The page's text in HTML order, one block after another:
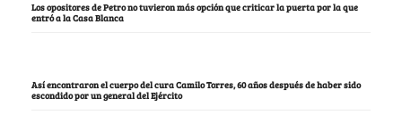
Los opositores de Petro no tuvieron más opción que criticar la puerta por la que
entró a la Casa Blanca
Así encontraron el cuerpo del cura Camilo Torres, 60 años después de haber sido
escondido por un general del Ejército